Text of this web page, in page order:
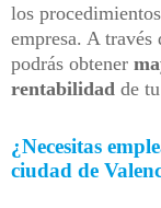
los
empresa. A
podrás obtener
rentabilidad de
¿Necesitas
ciudad de